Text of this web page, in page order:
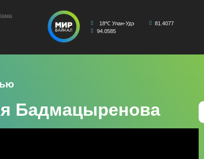
18℃ Улан-Удэ
81.4077
94.0585
Бадмацыренова